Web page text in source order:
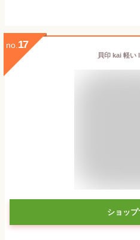
no. 17
貝印 kai 軽い
ショップ